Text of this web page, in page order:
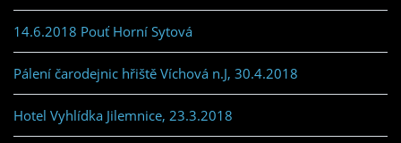
14.6.2018 Pouť Horní Sytová
Pálení čarodejnic hřiště Víchová n.J, 30.4.2018
Hotel Vyhlídka Jilemnice, 23.3.2018